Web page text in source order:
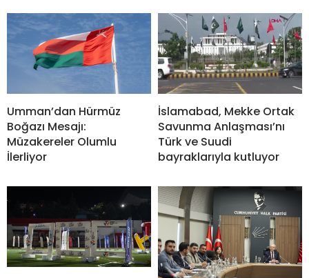
Umman’dan Hürmüz
Boğazı Mesajı:
Müzakereler Olumlu
İlerliyor
İslamabad, Mekke Ortak
Savunma Anlaşması’nı
Türk ve Suudi
bayraklarıyla kutluyor